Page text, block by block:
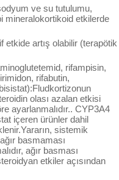
ve su tutulumu,
mineralokortikoid etkilerde
etkide artış olabilir (terapötik
rifampisin,
rifabutin,
olası azalan etkisi
ayarlanmalıdır.. CYP3A4
içeren ürünler dahil
sistemik
basmaması
ağır basması
etkiler açısından